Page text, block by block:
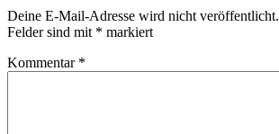
Deine E-Mail-Adresse wird nicht veröffentlicht.
Felder sind mit * markiert
Kommentar *